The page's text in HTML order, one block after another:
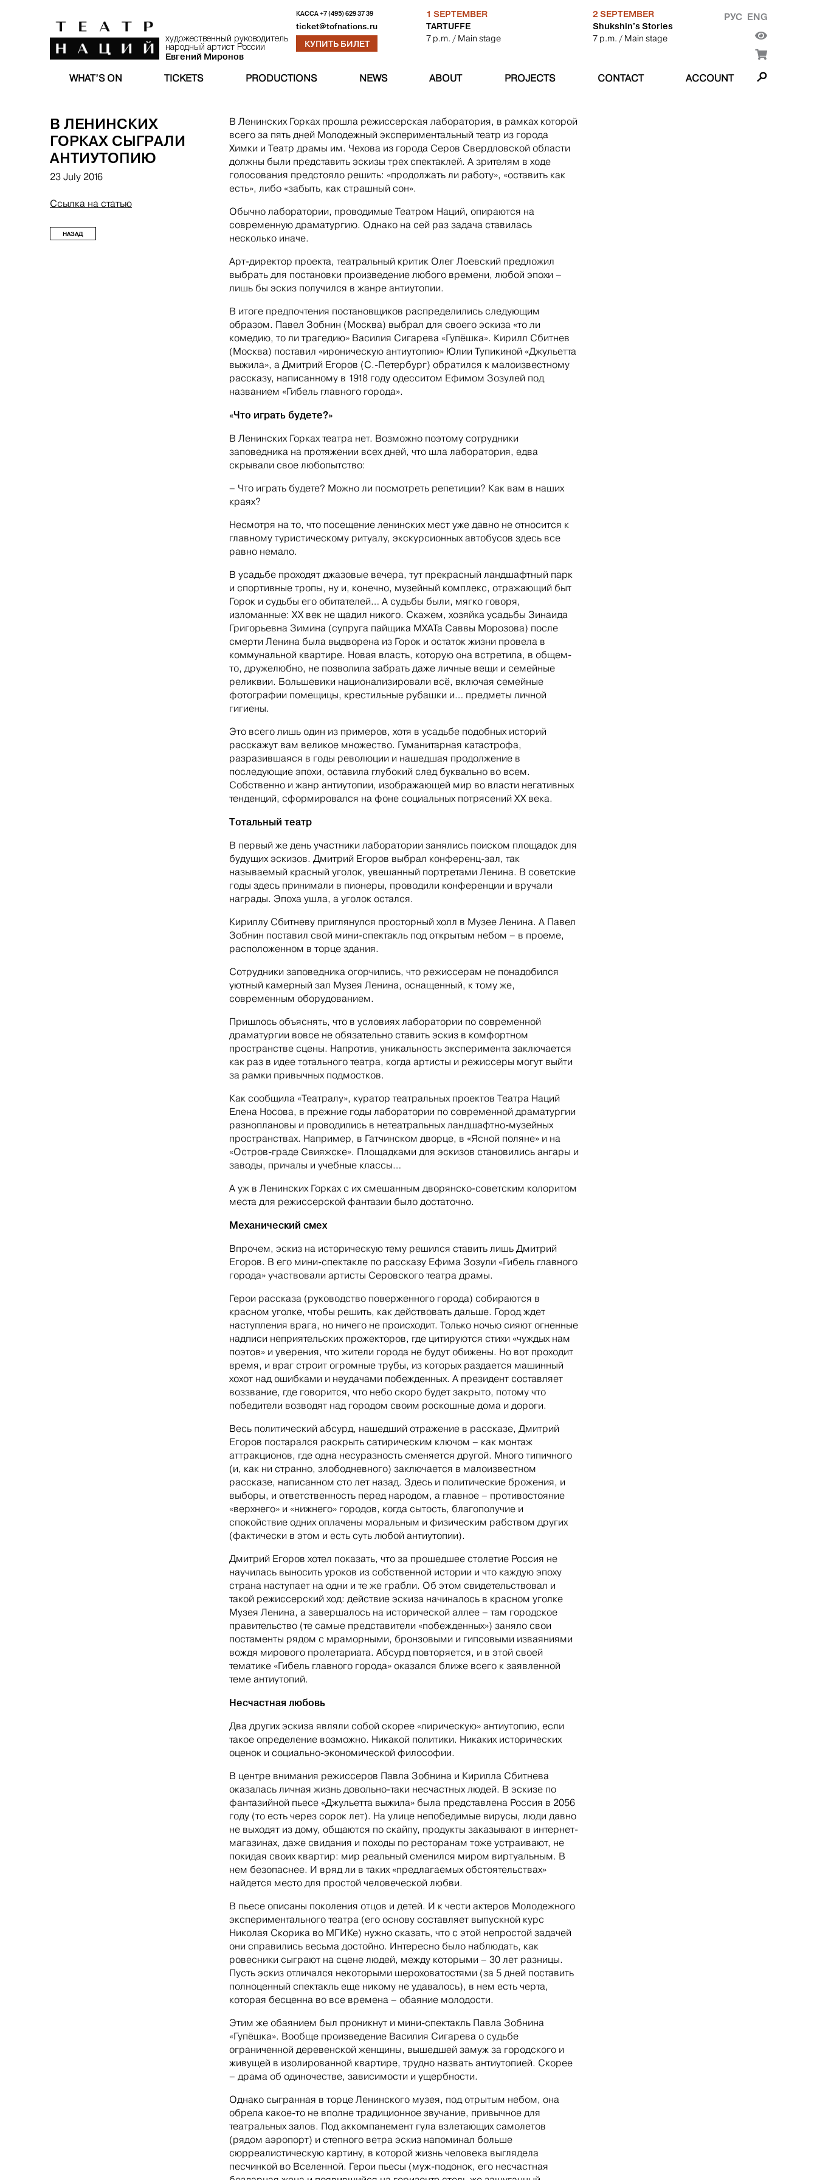
художественный руководитель
народный артист России
Евгений Миронов
КАССА+7 (495) 629 37 39
ticket@tofnations.ru
КУПИТЬ БИЛЕТ
1 SEPTEMBER
TARTUFFE
7 p.m. / Main stage
2 SEPTEMBER
Shukshin's Stories
7 p.m. / Main stage
РУС ENG
WHAT’S ON TICKETS PRODUCTIONS NEWS ABOUT PROJECTS CONTACT ACCOUNT
В ЛЕНИНСКИХ
ГОРКАХ СЫГРАЛИ
АНТИУТОПИЮ
23 July 2016
Ссылка на статью
НАЗАД
В Ленинских Горках прошла режиссерская лаборатория, в рамках которой
всего за пять дней Молодежный экспериментальный театр из города
Химки и Театр драмы им. Чехова из города Серов Свердловской области
должны были представить эскизы трех спектаклей. А зрителям в ходе
голосования предстояло решить: «продолжать ли работу», «оставить как
есть», либо «забыть, как страшный сон».
Обычно лаборатории, проводимые Театром Наций, опираются на
современную драматургию. Однако на сей раз задача ставилась
несколько иначе.
Арт-директор проекта, театральный критик Олег Лоевский предложил
выбрать для постановки произведение любого времени, любой эпохи –
лишь бы эскиз получился в жанре антиутопии.
В итоге предпочтения постановщиков распределились следующим
образом. Павел Зобнин (Москва) выбрал для своего эскиза «то ли
комедию, то ли трагедию» Василия Сигарева «Гупёшка». Кирилл Сбитнев
(Москва) поставил «ироническую антиутопию» Юлии Тупикиной «Джульетта
выжила», а Дмитрий Егоров (С.-Петербург) обратился к малоизвестному
рассказу, написанному в 1918 году одесситом Ефимом Зозулей под
названием «Гибель главного города».
«Что играть будете?»
В Ленинских Горках театра нет. Возможно поэтому сотрудники
заповедника на протяжении всех дней, что шла лаборатория, едва
скрывали свое любопытство:
– Что играть будете? Можно ли посмотреть репетиции? Как вам в наших
краях?
Несмотря на то, что посещение ленинских мест уже давно не относится к
главному туристическому ритуалу, экскурсионных автобусов здесь все
равно немало.
В усадьбе проходят джазовые вечера, тут прекрасный ландшафтный парк
и спортивные тропы, ну и, конечно, музейный комплекс, отражающий быт
Горок и судьбы его обитателей… А судьбы были, мягко говоря,
изломанные: ХХ век не щадил никого. Скажем, хозяйка усадьбы Зинаида
Григорьевна Зимина (супруга пайщика МХАТа Саввы Морозова) после
смерти Ленина была выдворена из Горок и остаток жизни провела в
коммунальной квартире. Новая власть, которую она встретила, в общем-
то, дружелюбно, не позволила забрать даже личные вещи и семейные
реликвии. Большевики национализировали всё, включая семейные
фотографии помещицы, крестильные рубашки и… предметы личной
гигиены.
Это всего лишь один из примеров, хотя в усадьбе подобных историй
расскажут вам великое множество. Гуманитарная катастрофа,
разразившаяся в годы революции и нашедшая продолжение в
последующие эпохи, оставила глубокий след буквально во всем.
Собственно и жанр антиутопии, изображающей мир во власти негативных
тенденций, сформировался на фоне социальных потрясений ХХ века.
Тотальный театр
В первый же день участники лаборатории занялись поиском площадок для
будущих эскизов. Дмитрий Егоров выбрал конференц-зал, так
называемый красный уголок, увешанный портретами Ленина. В советские
годы здесь принимали в пионеры, проводили конференции и вручали
награды. Эпоха ушла, а уголок остался.
Кириллу Сбитневу приглянулся просторный холл в Музее Ленина. А Павел
Зобнин поставил свой мини-спектакль под открытым небом – в проеме,
расположенном в торце здания.
Сотрудники заповедника огорчились, что режиссерам не понадобился
уютный камерный зал Музея Ленина, оснащенный, к тому же,
современным оборудованием.
Пришлось объяснять, что в условиях лаборатории по современной
драматургии вовсе не обязательно ставить эскиз в комфортном
пространстве сцены. Напротив, уникальность эксперимента заключается
как раз в идее тотального театра, когда артисты и режиссеры могут выйти
за рамки привычных подмостков.
Как сообщила «Театралу», куратор театральных проектов Театра Наций
Елена Носова, в прежние годы лаборатории по современной драматургии
разноплановы и проводились в нетеатральных ландшафтно-музейных
пространствах. Например, в Гатчинском дворце, в «Ясной поляне» и на
«Остров-граде Свияжске». Площадками для эскизов становились ангары и
заводы, причалы и учебные классы…
А уж в Ленинских Горках с их смешанным дворянско-советским колоритом
места для режиссерской фантазии было достаточно.
Механический смех
Впрочем, эскиз на историческую тему решился ставить лишь Дмитрий
Егоров. В его мини-спектакле по рассказу Ефима Зозули «Гибель главного
города» участвовали артисты Серовского театра драмы.
Герои рассказа (руководство поверженного города) собираются в
красном уголке, чтобы решить, как действовать дальше. Город ждет
наступления врага, но ничего не происходит. Только ночью сияют огненные
надписи неприятельских прожекторов, где цитируются стихи «чуждых нам
поэтов» и уверения, что жители города не будут обижены. Но вот проходит
время, и враг строит огромные трубы, из которых раздается машинный
хохот над ошибками и неудачами побежденных. А президент составляет
воззвание, где говорится, что небо скоро будет закрыто, потому что
победители возводят над городом своим роскошные дома и дороги.
Весь политический абсурд, нашедший отражение в рассказе, Дмитрий
Егоров постарался раскрыть сатирическим ключом – как монтаж
аттракционов, где одна несуразность сменяется другой. Много типичного
(и, как ни странно, злободневного) заключается в малоизвестном
рассказе, написанном сто лет назад. Здесь и политические брожения, и
выборы, и ответственность перед народом, а главное – противостояние
«верхнего» и «нижнего» городов, когда сытость, благополучие и
спокойствие одних оплачены моральным и физическим рабством других
(фактически в этом и есть суть любой антиутопии).
Дмитрий Егоров хотел показать, что за прошедшее столетие Россия не
научилась выносить уроков из собственной истории и что каждую эпоху
страна наступает на одни и те же грабли. Об этом свидетельствовал и
такой режиссерский ход: действие эскиза начиналось в красном уголке
Музея Ленина, а завершалось на исторической аллее – там городское
правительство (те самые представители «побежденных») заняло свои
постаменты рядом с мраморными, бронзовыми и гипсовыми изваяниями
вождя мирового пролетариата. Абсурд повторяется, и в этой своей
тематике «Гибель главного города» оказался ближе всего к заявленной
теме антиутопий.
Несчастная любовь
Два других эскиза являли собой скорее «лирическую» антиутопию, если
такое определение возможно. Никакой политики. Никаких исторических
оценок и социально-экономической философии.
В центре внимания режиссеров Павла Зобнина и Кирилла Сбитнева
оказалась личная жизнь довольно-таки несчастных людей. В эскизе по
фантазийной пьесе «Джульетта выжила» была представлена Россия в 2056
году (то есть через сорок лет). На улице непобедимые вирусы, люди давно
не выходят из дому, общаются по скайпу, продукты заказывают в интернет-
магазинах, даже свидания и походы по ресторанам тоже устраивают, не
покидая своих квартир: мир реальный сменился миром виртуальным. В
нем безопаснее. И вряд ли в таких «предлагаемых обстоятельствах»
найдется место для простой человеческой любви.
В пьесе описаны поколения отцов и детей. И к чести актеров Молодежного
экспериментального театра (его основу составляет выпускной курс
Николая Скорика во МГИКе) нужно сказать, что с этой непростой задачей
они справились весьма достойно. Интересно было наблюдать, как
ровесники сыграют на сцене людей, между которыми – 30 лет разницы.
Пусть эскиз отличался некоторыми шероховатостями (за 5 дней поставить
полноценный спектакль еще никому не удавалось), в нем есть черта,
которая бесценна во все времена – обаяние молодости.
Этим же обаянием был проникнут и мини-спектакль Павла Зобнина
«Гупёшка». Вообще произведение Василия Сигарева о судьбе
ограниченной деревенской женщины, вышедшей замуж за городского и
живущей в изолированной квартире, трудно назвать антиутопией. Скорее
– драма об одиночестве, зависимости и ущербности.
Однако сыгранная в торце Ленинского музея, под отрытым небом, она
обрела какое-то не вполне традиционное звучание, привычное для
театральных залов. Под аккомпанемент гула взлетающих самолетов
(рядом аэропорт) и степного ветра эскиз напоминал больше
сюрреалистическую картину, в которой жизнь человека выглядела
песчинкой во Вселенной. Герои пьесы (муж-подонок, его несчастная